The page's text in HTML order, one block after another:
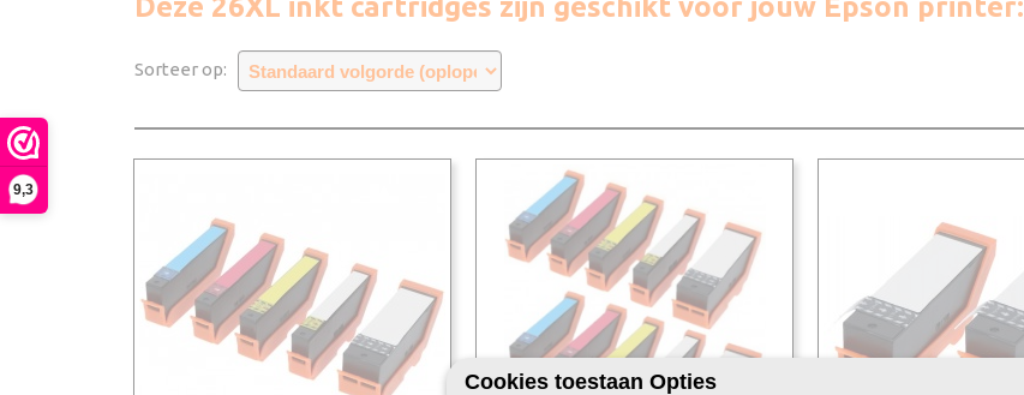
9,3
Deze 26XL inkt cartridges zijn geschikt voor jouw Epson printer:
Sorteer op:
Cookies toestaan Opties